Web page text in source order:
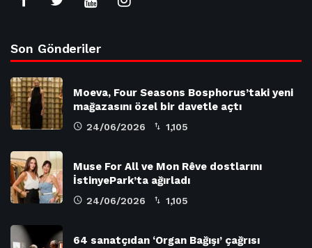
Son Gönderiler
Moeva, Four Seasons Bosphorus’taki yeni
mağazasını özel bir davetle açtı
24/06/2026 1,105
Muse For All ve Mon Rêve dostlarını
İstinyePark’ta ağırladı
24/06/2026 1,105
64 sanatçıdan ‘Organ Bağışı’ çağrısı